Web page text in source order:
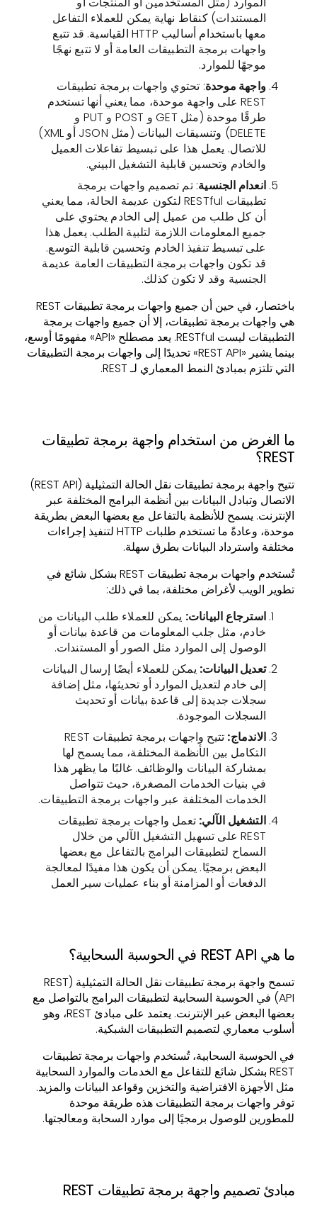
المستندات) كنقاط نهاية يمكن للعملاء التفاعل
معها باستخدام أساليب HTTP القياسية. قد تتبع
واجهات برمجة التطبيقات العامة أو لا تتبع نهجًا
موجهًا للموارد.
واجهة موحدة: تحتوي واجهات برمجة تطبيقات
REST على واجهة موحدة، مما يعني أنها تستخدم
طرقًا موحدة (مثل GET و POST و PUT و
DELETE) وتنسيقات البيانات (مثل JSON أو XML)
للاتصال. يعمل هذا على تبسيط تفاعلات العميل
والخادم وتحسين قابلية التشغيل البيني.
انعدام الجنسية: تم تصميم واجهات برمجة
تطبيقات RESTful لتكون عديمة الحالة، مما يعني
أن كل طلب من عميل إلى الخادم يحتوي على
جميع المعلومات اللازمة لتلبية الطلب. يعمل هذا
على تبسيط تنفيذ الخادم وتحسين قابلية التوسع.
قد تكون واجهات برمجة التطبيقات العامة عديمة
الجنسية وقد لا تكون كذلك.
باختصار، في حين أن جميع واجهات برمجة تطبيقات REST
هي واجهات برمجة تطبيقات، إلا أن جميع واجهات برمجة
التطبيقات ليست RESTful. يعد مصطلح «API» مفهومًا أوسع،
بينما يشير «REST API» تحديدًا إلى واجهات برمجة التطبيقات
التي تلتزم بمبادئ النمط المعماري لـ REST.
ما الغرض من استخدام واجهة برمجة تطبيقات
REST؟
تتيح واجهة برمجة تطبيقات نقل الحالة التمثيلية (REST API)
الاتصال وتبادل البيانات بين أنظمة البرامج المختلفة عبر
الإنترنت. يسمح للأنظمة بالتفاعل مع بعضها البعض بطريقة
موحدة، وعادةً ما تستخدم طلبات HTTP لتنفيذ إجراءات
مختلفة واسترداد البيانات بطرق سهلة.
تُستخدم واجهات برمجة تطبيقات REST بشكل شائع في
تطوير الويب لأغراض مختلفة، بما في ذلك:
استرجاع البيانات: يمكن للعملاء طلب البيانات من
خادم، مثل جلب المعلومات من قاعدة بيانات أو
الوصول إلى الموارد مثل الصور أو المستندات.
تعديل البيانات: يمكن للعملاء أيضًا إرسال البيانات
إلى خادم لتعديل الموارد أو تحديثها، مثل إضافة
سجلات جديدة إلى قاعدة بيانات أو تحديث
السجلات الموجودة.
الاندماج:
تتيح واجهات برمجة تطبيقات REST
التكامل بين الأنظمة المختلفة، مما يسمح لها
بمشاركة البيانات والوظائف. غالبًا ما يظهر هذا
في بنيات الخدمات المصغرة، حيث تتواصل
الخدمات المختلفة عبر واجهات برمجة التطبيقات.
التشغيل الآلي: تعمل واجهات برمجة تطبيقات
REST على تسهيل التشغيل الآلي من خلال
السماح لتطبيقات البرامج بالتفاعل مع بعضها
البعض برمجيًا. يمكن أن يكون هذا مفيدًا لمعالجة
الدفعات أو المزامنة أو بناء عمليات سير العمل
ما هي REST API في الحوسبة السحابية؟
تسمح واجهة برمجة تطبيقات نقل الحالة التمثيلية (REST
API) في الحوسبة السحابية لتطبيقات البرامج بالتواصل مع
بعضها البعض عبر الإنترنت. يعتمد على مبادئ REST، وهو
أسلوب معماري لتصميم التطبيقات الشبكية.
في الحوسبة السحابية، تُستخدم واجهات برمجة تطبيقات
REST بشكل شائع للتفاعل مع الخدمات والموارد السحابية
مثل الأجهزة الافتراضية والتخزين وقواعد البيانات والمزيد.
توفر واجهات برمجة التطبيقات هذه طريقة موحدة
للمطورين للوصول برمجيًا إلى موارد السحابة ومعالجتها.
مبادئ تصميم واجهة برمجة تطبيقات REST